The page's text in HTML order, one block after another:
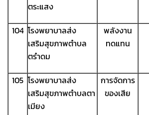
ตระแสง
104 โรงพยาบาลส่ง
เสริมสุขภาพตำบล
ตรำดม
พลังงาน
ทดแทน
105 โรงพยาบาลส่ง
เสริมสุขภาพตำบลตา
เมียง
การจัดการ
ของเสีย